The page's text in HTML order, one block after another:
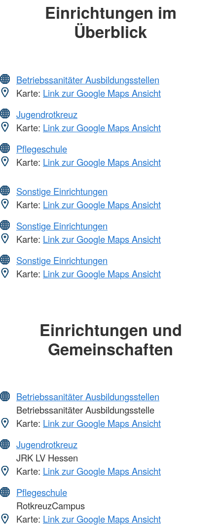
Einrichtungen im
Überblick
Betriebssanitäter Ausbildungsstellen
Karte: Link zur Google Maps Ansicht
Jugendrotkreuz
Karte: Link zur Google Maps Ansicht
Pflegeschule
Karte: Link zur Google Maps Ansicht
Sonstige Einrichtungen
Karte: Link zur Google Maps Ansicht
Sonstige Einrichtungen
Karte: Link zur Google Maps Ansicht
Sonstige Einrichtungen
Karte: Link zur Google Maps Ansicht
Einrichtungen und
Gemeinschaften
Betriebssanitäter Ausbildungsstellen
Betriebssanitäter Ausbildungsstelle
Karte: Link zur Google Maps Ansicht
Jugendrotkreuz
JRK LV Hessen
Karte: Link zur Google Maps Ansicht
Pflegeschule
RotkreuzCampus
Karte: Link zur Google Maps Ansicht